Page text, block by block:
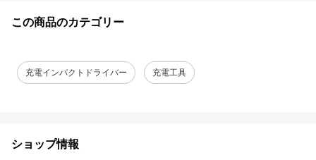
この商品のカテゴリー
充電インパクトドライバー 充電工具
ショップ情報